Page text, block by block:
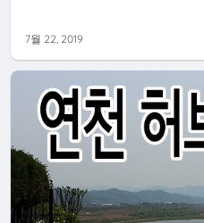
7월 22, 2019